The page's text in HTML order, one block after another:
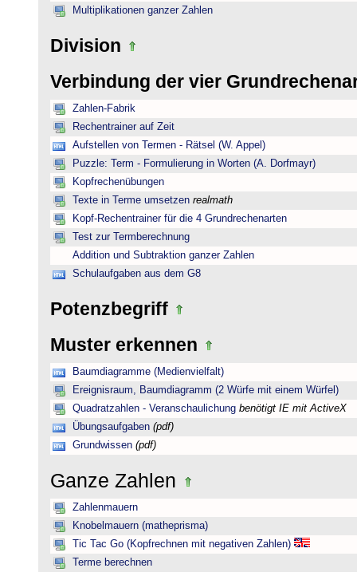
Multiplikationen ganzer Zahlen
Division
Verbindung der vier
Zahlen-Fabrik
Rechentrainer auf Zeit
Aufstellen von Termen - Rätsel (W. Appel)
Puzzle: Term - Formulierung in Worten (A. Dorfmayr)
Kopfrechenübungen
Texte in Terme umsetzen realmath
Kopf-Rechentrainer für die 4 Grundrechenarten
Test zur Termberechnung
Addition und Subtraktion ganzer Zahlen
Schulaufgaben aus dem G8
Potenzbegriff
Muster erkennen
Baumdiagramme (Medienvielfalt)
Ereignisraum, Baumdiagramm (2 Würfe mit einem Würfel)
Quadratzahlen - Veranschaulichung benötigt IE mit ActiveX
Übungsaufgaben (pdf)
Grundwissen (pdf)
Ganze Zahlen
Zahlenmauern
Knobelmauern (matheprisma)
Tic Tac Go (Kopfrechnen mit negativen Zahlen)
Terme berechnen